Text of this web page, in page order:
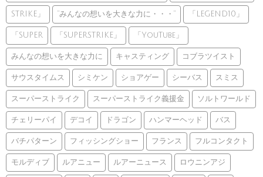
STRIKE」 ”みんなの想いを大きな力に・・・” 「LEGEND10」
「SUPER 「SUPERSTRIKE」 「YouTube」
みんなの想いを大きな力に キャスティング コブラツイスト
サウスタイムス シミケン ショアゲー シーバス スミス
スーパーストライク スーパーストライク義援金 ソルトワールド
チェリーパイ デコイ ドラゴン ハンマーヘッド バス
バチパターン フィッシングショー フランス フルコンタクト
モルディブ ルアニュー ルアーニュース ロウニンアジ